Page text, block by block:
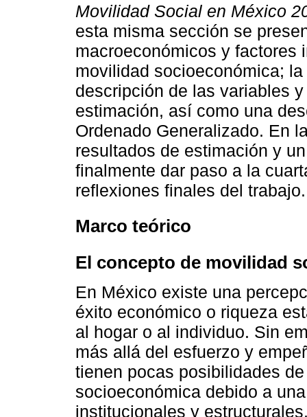
Movilidad Social en México
esta misma sección se
macroeconómicos y factores
movilidad socioeconómica;
descripción de las variables
estimación, así como una
Ordenado Generalizado. En
resultados de estimación y
finalmente dar paso a la
reflexiones finales del trabajo.
Marco teórico
El concepto de movilidad
En México existe una
éxito económico o riqueza
al hogar o al individuo. Sin
más allá del esfuerzo y
tienen pocas posibilidades
socioeconómica debido a
institucionales y